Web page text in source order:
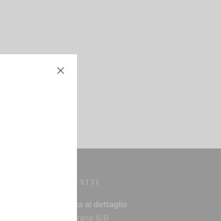
CONTATTI
Vendita al dettaglio
Via Torana 8/B